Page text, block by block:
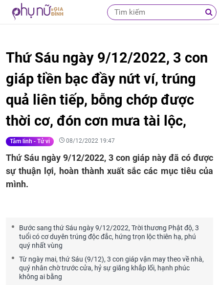
Thứ Sáu ngày 9/12/2022, 3 con
giáp tiền bạc đầy nứt ví, trúng
quả liên tiếp, bỗng chớp được
thời cơ, đón cơn mưa tài lộc,
Tâm linh - Tử vi 08/12/2022 19:47
Thứ Sáu ngày 9/12/2022, 3 con giáp này đã có được
sự thuận lợi, hoàn thành xuất sắc các mục tiêu của
mình.
Bước sang thứ Sáu ngày 9/12/2022, Trời thương Phật độ, 3
tuổi có cơ duyên trúng độc đắc, hứng trọn lộc thiên hạ, phú
quý nhất vùng
Từ ngày mai, thứ Sáu (9/12), 3 con giáp vận may theo về nhà,
quý nhân chờ trước cửa, hỷ sự giăng khắp lối, hạnh phúc
không ai bằng